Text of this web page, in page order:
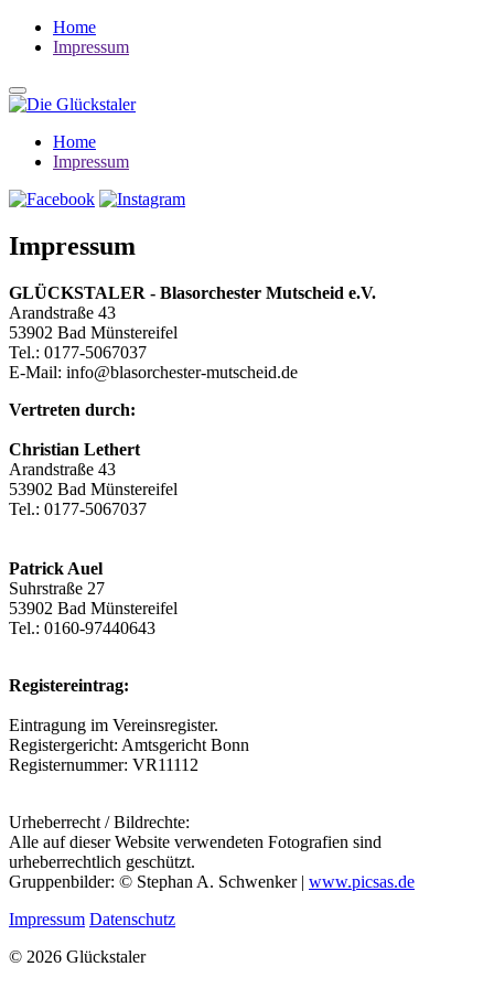
Home
Impressum
Home
Impressum
Impressum
GLÜCKSTALER - Blasorchester Mutscheid e.V.
Arandstraße 43
53902 Bad Münstereifel
Tel.: 0177-5067037
E-Mail: info@blasorchester-mutscheid.de
Vertreten durch:
Christian Lethert
Arandstraße 43
53902 Bad Münstereifel
Tel.: 0177-5067037
Patrick Auel
Suhrstraße 27
53902 Bad Münstereifel
Tel.: 0160-97440643
Registereintrag:
Eintragung im Vereinsregister.
Registergericht: Amtsgericht Bonn
Registernummer: VR11112
Urheberrecht / Bildrechte:
Alle auf dieser Website verwendeten Fotografien sind
urheberrechtlich geschützt.
Gruppenbilder: © Stephan A. Schwenker | www.picsas.de
Impressum Datenschutz
© 2026 Glückstaler